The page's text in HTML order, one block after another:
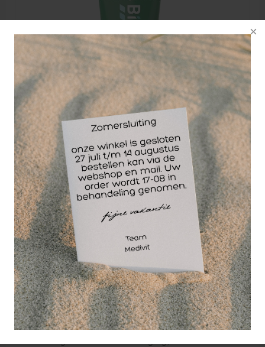
Biofreeze zalven en
massagetussenstoffen
Voordelen van etherische oliën en
zalven
Waarom zou u werken met etherische oliën en
natuurlijke zalven? Etherische oliën ondersteunen
ontspanning, verbeteren de focus en kunnen
wonderen verrichten bij stress of vermoeidheid. Ze zijn